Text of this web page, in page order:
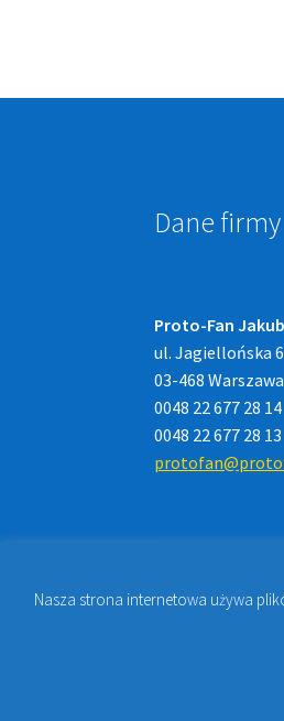
Dane firmy
Proto-Fan
ul. Jagiellońska
03-468 Warszawa
0048 22 677 28 14
0048 22 677 28 13
© 2023 PROTO-
Nasza strona internetowa używa